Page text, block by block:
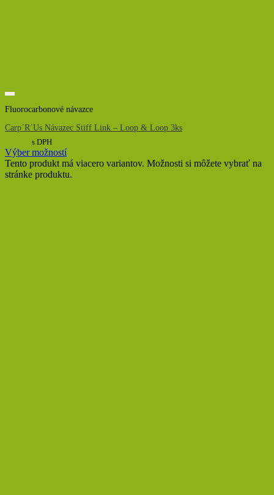
Fluorocarbonové návazce
Carp´R´Us Návazec Stiff Link – Loop & Loop 3ks
s DPH
Výber možností
Tento produkt má viacero variantov. Možnosti si môžete vybrať na
stránke produktu.